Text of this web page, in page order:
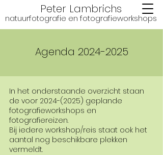
Peter Lambrichs
natuurfotografie en fotografieworkshops
Agenda 2024-2025
In het onderstaande overzicht staan
de voor 2024-(2025) geplande
fotografieworkshops en
fotografiereizen.
Bij iedere workshop/reis staat ook het
aantal nog beschikbare plekken
vermeldt.